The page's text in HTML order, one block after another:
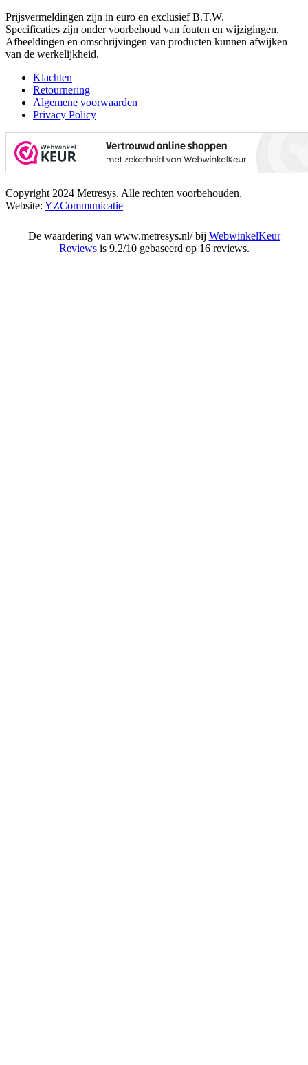
Prijsvermeldingen zijn in euro en exclusief B.T.W.
Specificaties zijn onder voorbehoud van fouten en wijzigingen.
Afbeeldingen en omschrijvingen van producten kunnen afwijken
van de werkelijkheid.
Klachten
Retournering
Algemene voorwaarden
Privacy Policy
Copyright 2024 Metresys. Alle rechten voorbehouden.
Website: YZCommunicatie
De waardering van www.metresys.nl/ bij WebwinkelKeur
Reviewsis 9.2/10 gebaseerd op 16 reviews.